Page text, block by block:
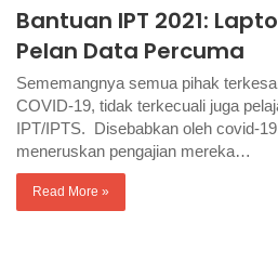
Bantuan IPT 2021:
Pelan Data Percuma
Sememangnya semua pihak
COVID-19, tidak terkecuali juga
IPT/IPTS. Disebabkan oleh covid-
meneruskan pengajian mereka…
Read More »